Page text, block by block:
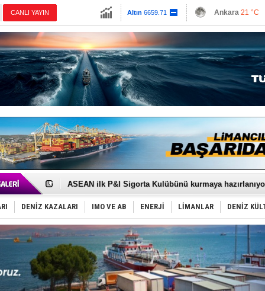
Altın 6659.71
Euro55.1258
Ankara 21 °C
Antalya26 °C
Muğla 20 °C
Çanakkale 23
D-Marin, Avrupa'nın tekne fuarlarına çıkarma yapacak
ASEAN ilk P&I Sigorta Kulübünü kurmaya
TAYK - Eker Olympos Regatta'da ilk start!
İstanbul ve Çanakkale: 6 ayda 40.000 gemi
TEKNOFEST ‘Mavi Vatan’ ziyaretçi kayıtları başladı!
Tersane işçilerinin direnişi, kazanımla sonuçlandı
İngiliz aktivistler, gemide mahsur kaldı!
FESCO, Karadeniz'de yeni sevkiyat taleplerini
DESE, BIMCO’ya katıldı
GİMBİRDER gemi inşa yan sanayinin sorunlarını
35 milyon TL'lik tekne projesinde karar çıktı
DENİZ KAZALARI IMO VE AB ENERJİ LİMANLAR DENİZ